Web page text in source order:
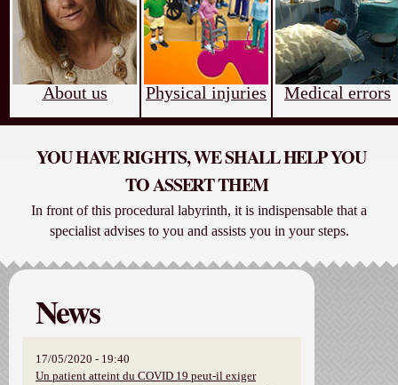
About us Physical injuries Medical errors
YOU HAVE RIGHTS, WE SHALL HELP YOU
TO ASSERT THEM
In front of this procedural labyrinth, it is indispensable that a
specialist advises to you and assists you in your steps.
News
17/05/2020 - 19:40
Un patient atteint du COVID 19 peut-il exiger